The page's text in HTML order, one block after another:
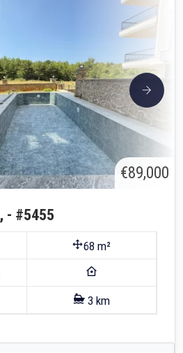
€89,000
, - #5455
68 m²
3 km